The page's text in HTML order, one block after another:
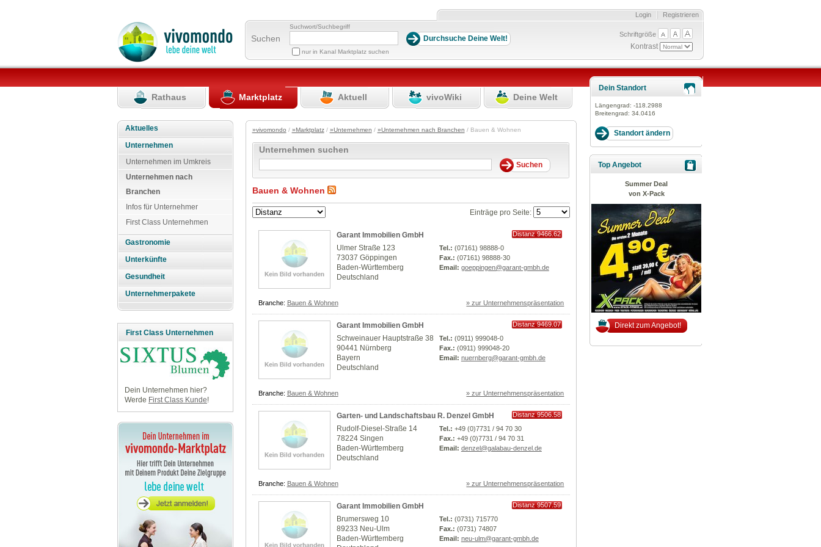
Registrieren
Login
Suchen
Suchwort/Suchbegriff
nur in Kanal Marktplatz suchen
Schriftgröße
Kontrast
Rathaus Marktplatz Aktuell vivoWiki Deine Welt
Aktuelles
Unternehmen
Unternehmen im Umkreis
Unternehmen nach
Branchen
Infos für Unternehmer
First Class Unternehmen
Gastronomie
Unterkünfte
Gesundheit
Unternehmerpakete
First Class Unternehmen
Dein Unternehmen hier?
Werde First Class Kunde!
»vivomondo / »Marktplatz/ »Unternehmen / »Unternehmen nach Branchen / Bauen & Wohnen
Unternehmen suchen
Bauen & Wohnen
Einträge pro Seite:
Garant Immobilien GmbH
Distanz 9466.62
Ulmer Straße 123
73037 Göppingen
Baden-Württemberg
Deutschland
Tel.: (07161) 98888-0
Fax.: (07161) 98888-30
Email: goeppingen@garant-gmbh.de
Branche: Bauen & Wohnen » zur Unternehmenspräsentation
Garant Immobilien GmbH
Distanz 9469.07
Schweinauer Hauptstraße 38
90441 Nürnberg
Bayern
Deutschland
Tel.: (0911) 999048-0
Fax.: (0911) 999048-20
Email: nuernberg@garant-gmbh.de
Branche: Bauen & Wohnen » zur Unternehmenspräsentation
Garten- und Landschaftsbau R. Denzel GmbH
Distanz 9506.58
Rudolf-Diesel-Straße 14
78224 Singen
Baden-Württemberg
Deutschland
Tel.: +49 (0)7731 / 94 70 30
Fax.: +49 (0)7731 / 94 70 31
Email: denzel@galabau-denzel.de
Branche: Bauen & Wohnen » zur Unternehmenspräsentation
Garant Immobilien GmbH
Distanz 9507.59
Brumersweg 10
89233 Neu-Ulm
Baden-Württemberg
Tel.: (0731) 715770
Fax.: (0731) 74807
Email: neu-ulm@garant-gmbh.de
Dein Standort
Längengrad: -118.2988
Breitengrad: 34.0416
Top Angebot
Summer Deal
von X-Pack
Direkt zum Angebot!